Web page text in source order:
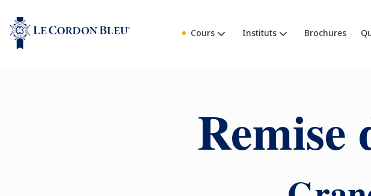
Cours Instituts Brochures
Remise